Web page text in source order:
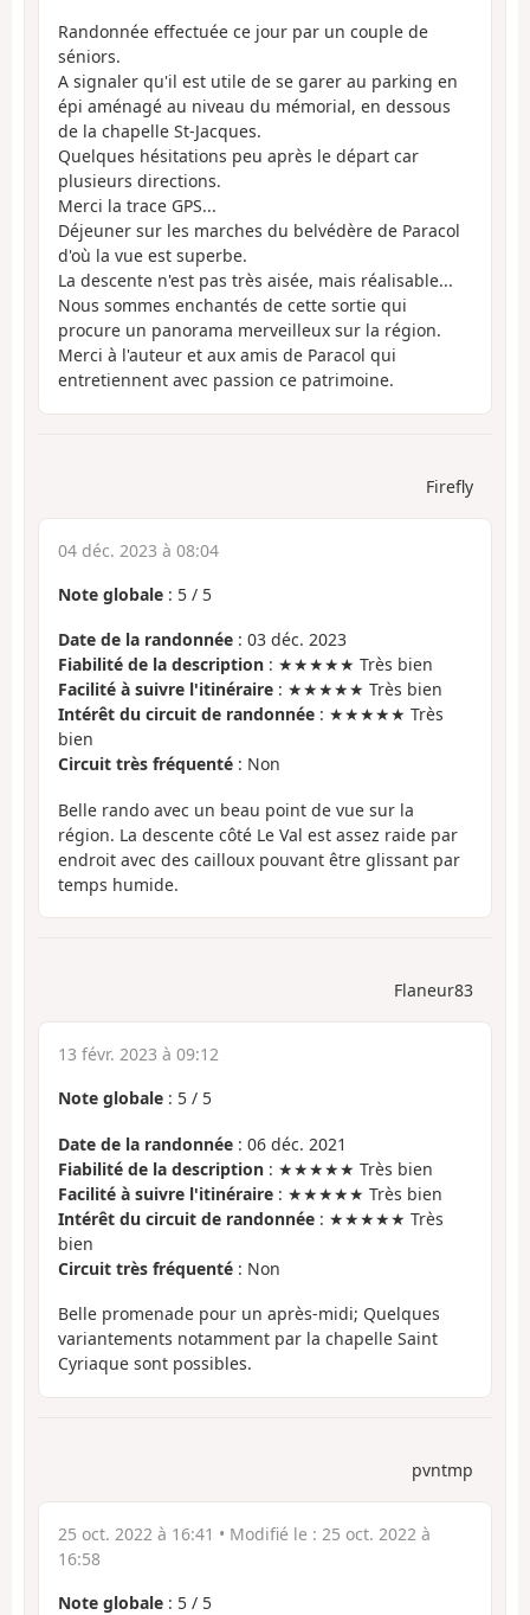
Randonnée effectuée ce jour par un couple de
séniors.
A signaler qu'il est utile de se garer au parking en
épi aménagé au niveau du mémorial, en dessous
de la chapelle St-Jacques.
Quelques hésitations peu après le départ car
plusieurs directions.
Merci la trace GPS...
Déjeuner sur les marches du belvédère de Paracol
d'où la vue est superbe.
La descente n'est pas très aisée, mais réalisable...
Nous sommes enchantés de cette sortie qui
procure un panorama merveilleux sur la région.
Merci à l'auteur et aux amis de Paracol qui
entretiennent avec passion ce patrimoine.
Firefly
04 déc. 2023 à 08:04
Note globale : 5 / 5
Date de la randonnée : 03 déc. 2023
Fiabilité de la description : ★★★★★ Très bien
Facilité à suivre l'itinéraire : ★★★★★ Très bien
Intérêt du circuit de randonnée : ★★★★★ Très
bien
Circuit très fréquenté : Non
Belle rando avec un beau point de vue sur la
région. La descente côté Le Val est assez raide par
endroit avec des cailloux pouvant être glissant par
temps humide.
Flaneur83
13 févr. 2023 à 09:12
Note globale : 5 / 5
Date de la randonnée : 06 déc. 2021
Fiabilité de la description : ★★★★★ Très bien
Facilité à suivre l'itinéraire : ★★★★★ Très bien
Intérêt du circuit de randonnée : ★★★★★ Très
bien
Circuit très fréquenté : Non
Belle promenade pour un après-midi; Quelques
variantements notamment par la chapelle Saint
Cyriaque sont possibles.
pvntmp
25 oct. 2022 à 16:41 • Modifié le : 25 oct. 2022 à
16:58
Note globale : 5 / 5